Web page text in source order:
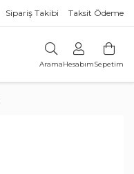
Sipariş Takibi Taksit Ödeme
AramaHesabımSepetim